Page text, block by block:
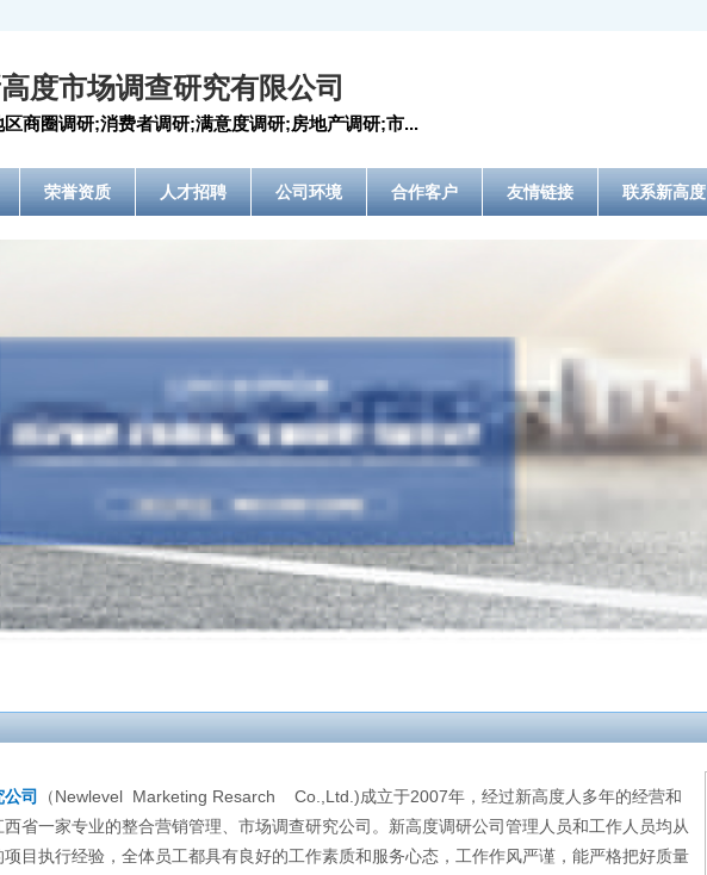
度市场调查研究有限公司
区商圈调研;消费者调研;满意度调研;房地产调研;市...
荣誉资质 人才招聘 公司环境 合作客户 友情链接 联系新高度
司
（Newlevel Marketing Resarch Co.,Ltd.)成立于2007年，经过新高度人多年的经营和
省一家专业的整合营销管理、市场调查研究公司。新高度调研公司管理人员和工作人员均从
目执行经验，全体员工都具有良好的工作素质和服务心态，工作作风严谨，能严格把好质量